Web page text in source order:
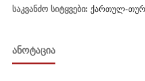
საკვანძო სიტყვები: ქართულ-
ᲐᲜᲝᲢᲐᲪᲘᲐ